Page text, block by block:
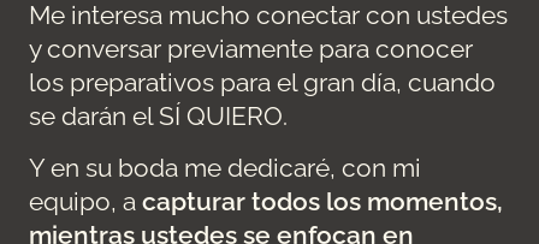
Me interesa mucho conectar con ustedes
y conversar previamente para conocer
los preparativos para el gran día, cuando
se darán el SÍ QUIERO.
Y en su boda me dedicaré, con mi
equipo, a capturar todos los momentos,
mientras ustedes se enfocan en